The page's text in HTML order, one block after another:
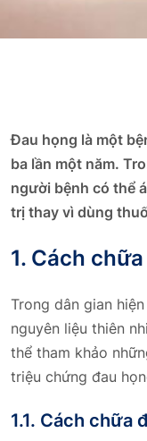
Đau họng là một
ba lần một năm.
người bệnh có thể
trị thay vì dùng
1. Cách
Trong dân gian
nguyên liệu thiên
thể tham khảo
triệu chứng đau
1.1. Cách chữa